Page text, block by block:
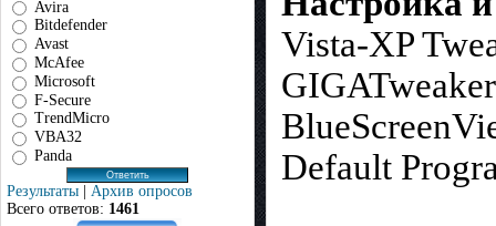
Avira
Bitdefender
Avast
McAfee
Microsoft
F-Secure
TrendMicro
VBA32
Panda
Результаты | Архив опросов
Всего ответов: 1461
Vista-XP
Default